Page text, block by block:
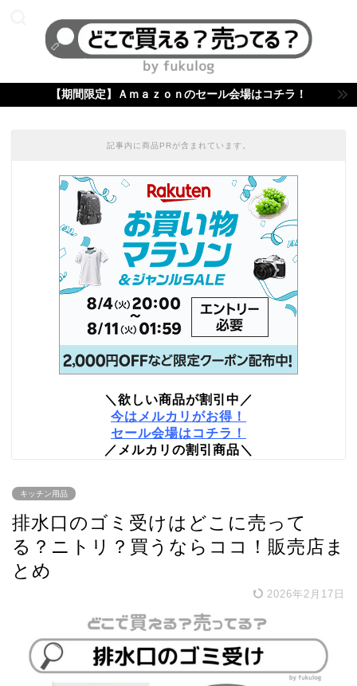
【期間限定】Ａｍａｚｏｎのセール会場はコチラ！
記事内に商品PRが含まれています。
＼欲しい商品が割引中／
今はメルカリがお得！
セール会場はコチラ！
／メルカリの割引商品＼
キッチン用品
排水口のゴミ受けはどこに売って
る？ニトリ？買うならココ！販売店ま
とめ
2026年2月17日